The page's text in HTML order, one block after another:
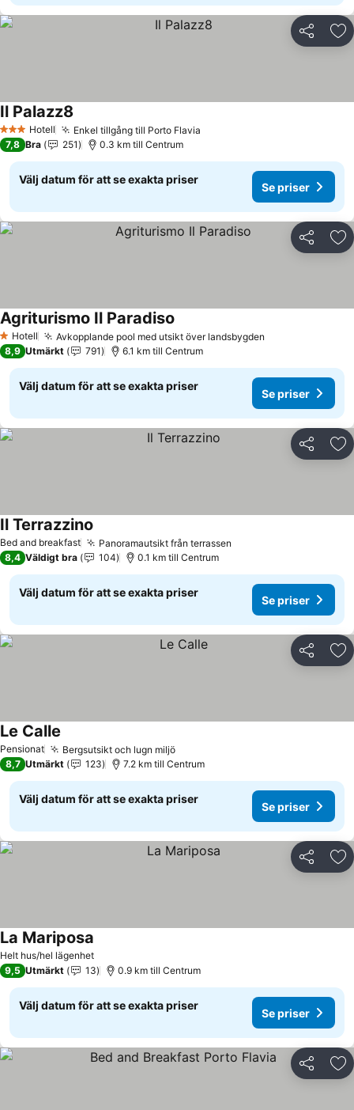
Dela
3 StjärnorHotell Enkel tillgång till Porto Flavia
Il Palazz8
7,8 Bra 251 0.3 km till Centrum
Välj datum för att se exakta priser
Se priser
Dela
1 Stjärnor
Hotell Avkopplande pool med utsikt över landsbygden
Agriturismo Il Paradiso
8,9 Utmärkt 791 6.1 km till Centrum
Välj datum för att se exakta priser
Se priser
Dela
Bed and breakfast Panoramautsikt från terrassen
Il Terrazzino
8,4 Väldigt bra 104 0.1 km till Centrum
Välj datum för att se exakta priser
Se priser
Dela
Pensionat Bergsutsikt och lugn miljöSe priser
Le Calle
8,7 Utmärkt 123 7.2 km till Centrum
Välj datum för att se exakta priser
Se priser
Dela
Helt hus/hel lägenhet
La Mariposa
9,5 Utmärkt 13 0.9 km till Centrum
Välj datum för att se exakta priser
Se priser
Dela